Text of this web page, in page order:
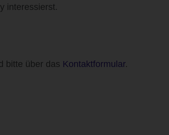
interessierst.
bitte über das Kontaktformular.